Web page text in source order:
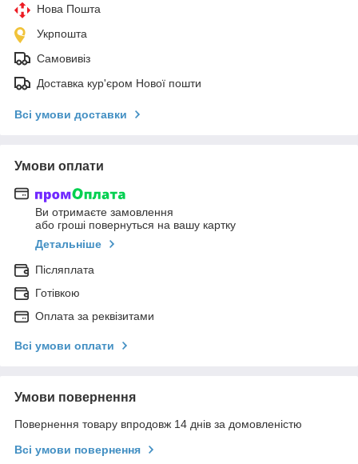
Нова Пошта
Укрпошта
Самовивіз
Доставка кур'єром Нової пошти
Всі умови доставки
Умови оплати
Ви отримаєте замовлення
або гроші повернуться на вашу картку
Детальніше
Післяплата
Готівкою
Оплата за реквізитами
Всі умови оплати
Умови повернення
Повернення товару впродовж 14 днів за домовленістю
Всі умови повернення